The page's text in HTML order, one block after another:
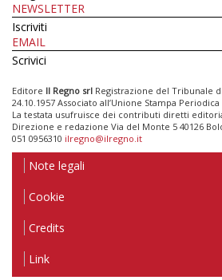
NEWSLETTER
Iscriviti
EMAIL
Scrivici
Editore Il Regno srl Registrazione del Tribunale
24.10.1957 Associato all’Unione Stampa
La testata usufruisce dei contributi diretti
Direzione e redazione Via del Monte 5 40126
051 0956310 ilregno@ilregno.it
Note legali
Cookie
Credits
Link